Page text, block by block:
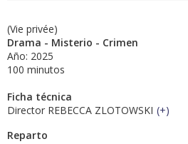
(Vie privée)
Drama - Misterio - Crimen
Año: 2025
100 minutos
Ficha técnica
Director REBECCA ZLOTOWSKI (+)
Reparto